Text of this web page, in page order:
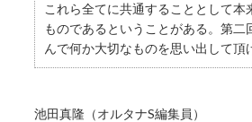
これら全てに共通することとして本
ものであるということがある。第二
んで何か大切なものを思い出して頂
池田真隆（オルタナS編集員）